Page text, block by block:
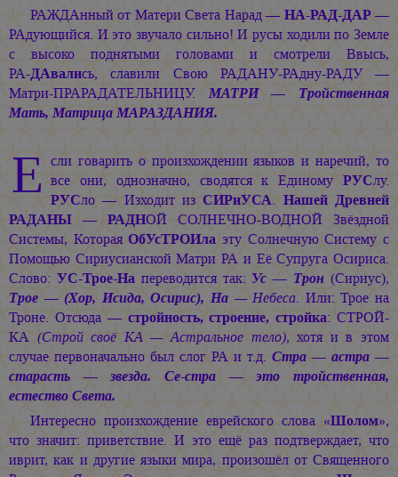
РАЖДАнный от Матери Света Нарад — НА-РАД-ДАР—
РАдующийся. И это звучало сильно! И русы ходили по Земле
с высоко поднятыми головами и смотрели Ввысь,
РА-ДАвались, славили Свою РАДАНУ-РАдну-РАДУ —
Матри-ПРАРАДАТЕЛЬНИЦУ. МАТРИ — Тройственная
Мать, Матрица МАРАЗДАНИЯ.
Е сли говарить о произхождении языков и наречий, то
все они, однозначно, сводятся к Единому РУСлу.
РУСло — Изходит изСИРиУСА. Нашей Древней
РАДАНЫ — РАДНОЙ СОЛНЕЧНО-ВОДНОЙ Звёздной
Системы, КотораяОбУсТРОИла эту Солнечную Систему с
Помощью Сириусианской Матри РА и Её Супруга Осириса.
Слово: УС-Трое-Напереводится так: Ус — Трон (Сириус),
Трое — (Хор, Исида, Осирис), На — Небеса. Или: Трое на
Троне. Отсюда — стройность, строение, стройка: СТРОЙ-
КА (Строй своё КА — Астральное тело), хотя и в этом
случае первоначально был слог РА и т.д. Стра — астра —
старасть — звезда. Се-стра — это тройственная,
естество Света.
Интересно произхождение еврейского слова «Шолом»,
что значит: приветствие. И это ещё раз подтверждает, что
иврит, как и другие языки мира, произошёл от Священного